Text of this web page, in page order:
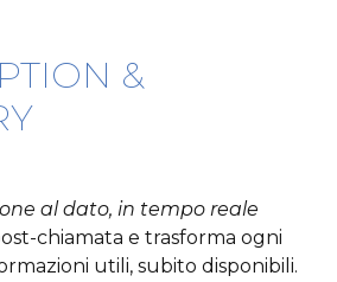
&
al dato, in tempo reale
chiamata e trasforma ogni
utili, subito disponibili.